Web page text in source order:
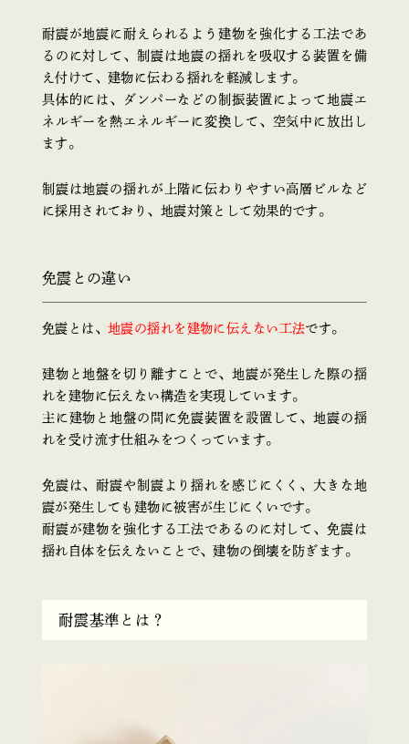
耐震が地震に耐えられるよう建物を強化する工法であ
るのに対して、制震は地震の揺れを吸収する装置を備
え付けて、建物に伝わる揺れを軽減します。
具体的には、ダンパーなどの制振装置によって地震エ
ネルギーを熱エネルギーに変換して、空気中に放出し
ます。
制震は地震の揺れが上階に伝わりやすい高層ビルなど
に採用されており、地震対策として効果的です。
免震との違い
免震とは、地震の揺れを建物に伝えない工法です。
建物と地盤を切り離すことで、地震が発生した際の揺
れを建物に伝えない構造を実現しています。
主に建物と地盤の間に免震装置を設置して、地震の揺
れを受け流す仕組みをつくっています。
免震は、耐震や制震より揺れを感じにくく、大きな地
震が発生しても建物に被害が生じにくいです。
耐震が建物を強化する工法であるのに対して、免震は
揺れ自体を伝えないことで、建物の倒壊を防ぎます。
耐震基準とは？